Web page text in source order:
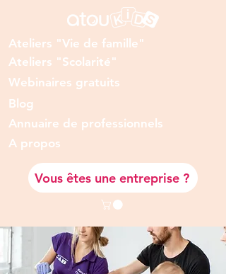
Ateliers "Vie de famille"
Ateliers "Scolarité"
Webinaires gratuits
Blog
Annuaire de professionnels
A propos
Vous êtes une entreprise ?